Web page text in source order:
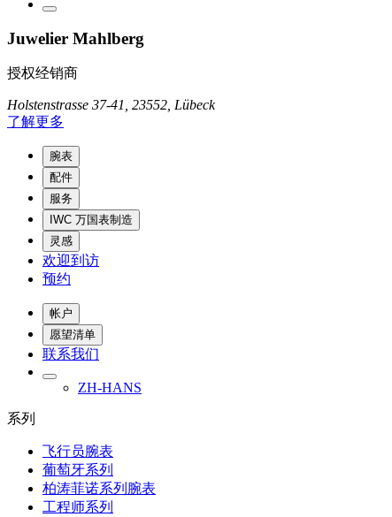
Juwelier Mahlberg
授权经销商
Holstenstrasse 37-41, 23552, Lübeck
了解更多
腕表
配件
服务
IWC 万国表制造
灵感
欢迎到访
预约
帐户
愿望清单
联系我们
ZH-HANS
系列
飞行员腕表
葡萄牙系列
柏涛菲诺系列腕表
工程师系列